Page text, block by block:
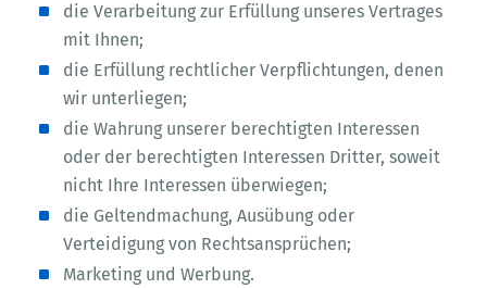
die Verarbeitung zur Erfüllung unseres Vertrages
mit Ihnen;
die Erfüllung rechtlicher Verpflichtungen, denen
wir unterliegen;
die Wahrung unserer berechtigten Interessen
oder der berechtigten Interessen Dritter, soweit
nicht Ihre Interessen überwiegen;
die Geltendmachung, Ausübung oder
Verteidigung von Rechtsansprüchen;
Marketing und Werbung.